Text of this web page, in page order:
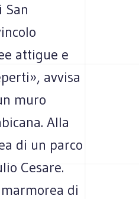
San
attigue e
avvisa
muro
Alla
di un parco
Cesare.
di